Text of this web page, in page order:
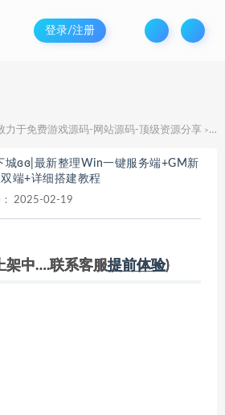
登录/注册
力于免费游戏源码-网站源码-顶级资源分享 > 魔
城ɞɞ|最新整理Win一键服务端+GM新
端+详细搭建教程
2025-02-19
架中….联系客服提前体验)